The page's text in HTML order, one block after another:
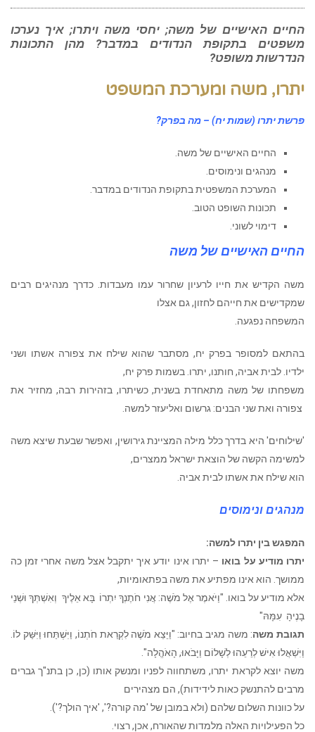
החיים האישיים של משה; יחסי משה ויתרו; איך נערכו
משפטים בתקופת הנדודים במדבר? מהן התכונות
הנדרשות משופט?
יתרו, משה ומערכת המשפט
פרשת יתרו (שמות יח) – מה בפרק?
החיים האישיים של משה.
מנהגים ונימוסים.
המערכת המשפטית בתקופת הנדודים במדבר.
תכונות השופט הטוב.
דימוי לשוני.
החיים האישיים של משה
משה הקדיש את חייו לרעיון שחרור עמו מעבדות. כדרך מנהיגים רבים
שמקדישים את חייהם לחזון, גם אצלו
המשפחה נפגעה.
בהתאם למסופר בפרק יח, מסתבר שהוא שילח את צפורה אשתו ושני
ילדיו. לבית אביה, חותנו, יתרו. בשמות פרק יח,
משפחתו של משה מתאחדת בשנית, כשיתרו, בזהירות רבה, מחזיר את
צפורה ואת שני הבנים: גרשום ואליעזר למשה.
'שילוחים' היא בדרך כלל מילה המציינת גירושין, ואפשר שבעת שיצא משה
למשימה הקשה של הוצאת ישראל ממצרים,
הוא שילח את אשתו לבית אביה.
מנהגים ונימוסים
המפגש בין יתרו למשה:
יתרו מודיע על בואו – יתרו אינו יודע איך יתקבל אצל משה אחרי זמן כה
ממושך. הוא אינו מפתיע את משה בפתאומיות,
אלא מודיע על בואו. "וַיֹּאמֶר אֶל מֹשֶׁה: אֲנִי חֹתֶנְךָ יִתְרוֹ בָּא אֵלֶיךָ וְאִשְׁתְּךָ וּשְׁנֵי
בָנֶיהָ עִמָּהּ"
תגובת משה: משה מגיב בחיוב: "וַיֵּצֵא מֹשֶׁה לִקְרַאת חֹתְנוֹ, וַיִּשְׁתַּחוּ וַיִּשַּׁק לוֹ.
וַיִּשְׁאֲלוּ אִישׁ לְרֵעֵהוּ לְשָׁלוֹם וַיָּבֹאוּ, הָאֹהֱלָה".
משה יוצא לקראת יתרו, משתחווה לפניו ומנשק אותו (כן, כן בתנ"ך גברים
מרבים להתנשק כאות לידידות), הם מצהירים
על כוונות השלום שלהם (ולא במובן של 'מה קורה?', 'איך הולך?').
כל הפעילויות האלה מלמדות שהאורח, אכן, רצוי.